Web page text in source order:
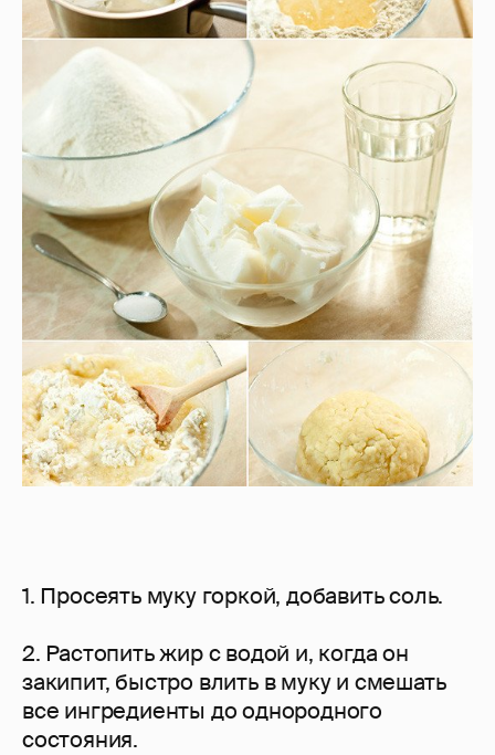
1. Просеять муку горкой, добавить соль.
2. Растопить жир с водой и, когда он
закипит, быстро влить в муку и смешать
все ингредиенты до однородного
состояния.